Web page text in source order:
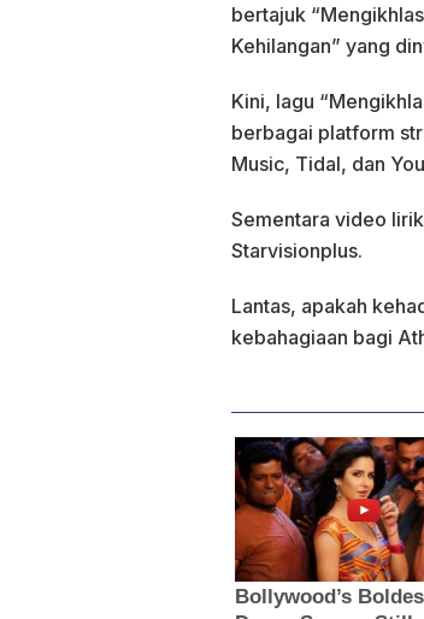
bertajuk
Kehilangan” yang
Kini, lagu
berbagai platform
Music, Tidal, dan
Sementara video
Starvisionplus.
Lantas, apakah
kebahagiaan bagi